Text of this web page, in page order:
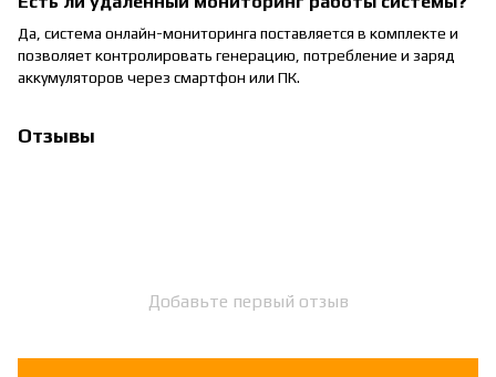
Да, система онлайн-мониторинга поставляется в комплекте и
позволяет контролировать генерацию, потребление и заряд
аккумуляторов через смартфон или ПК.
Отзывы
Добавьте первый отзыв